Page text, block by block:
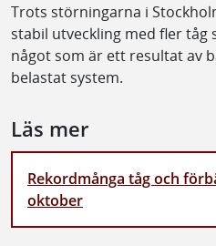
Trots störningarna i
stabil utveckling med fler tåg
något som är ett resultat av
belastat system.
Läs mer
Rekordmånga tåg och
oktober